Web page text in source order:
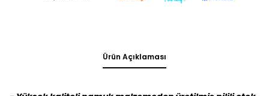
Ürün Açıklaması